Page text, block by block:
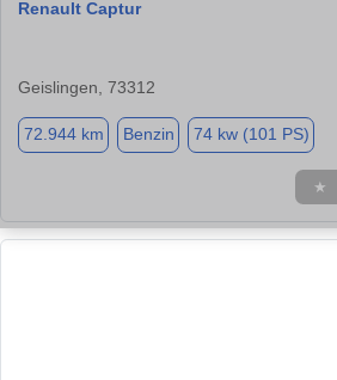
Renault Captur
Geislingen, 73312
72.944 km Benzin 74 kw (101 PS)
★